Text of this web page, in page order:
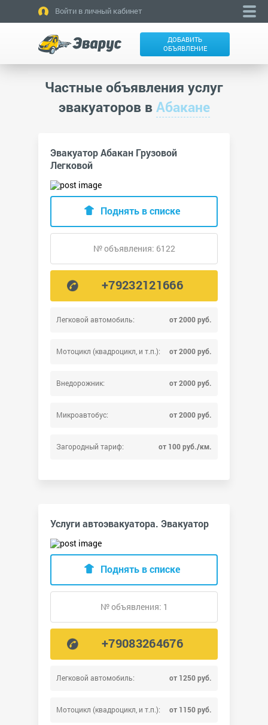
Войти в личный кабинет
ДОБАВИТЬ
ОБЪЯВЛЕНИЕ
Частные объявления услуг
эвакуаторов в Абакане
Эвакуатор Абакан Грузовой
Легковой
Легковой автомобиль: от 2000 руб.
Мотоцикл (квадроцикл, и т.п.): от 2000 руб.
Внедорожник: от 2000 руб.
Микроавтобус: от 2000 руб.
Загородный тариф: от 100 руб./км.
Поднять в списке
№ объявления: 6122
+79232121666
Услуги автоэвакуатора. Эвакуатор
Легковой автомобиль: от 1250 руб.
Мотоцикл (квадроцикл, и т.п.): от 1150 руб.
Поднять в списке
№ объявления: 1
+79083264676